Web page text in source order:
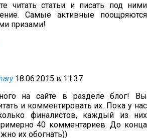
читать статьи и писать под ними
Самые активные поощряются
призами!
18.06.2015 в 11:37
на сайте в разделе блог! Вы
и комментировать их. Пока у нас
финалистов, каждый из них
40 комментариев. До конца
их обогнать))